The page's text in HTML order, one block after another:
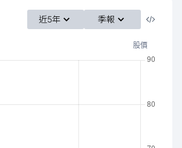
近5年 季報